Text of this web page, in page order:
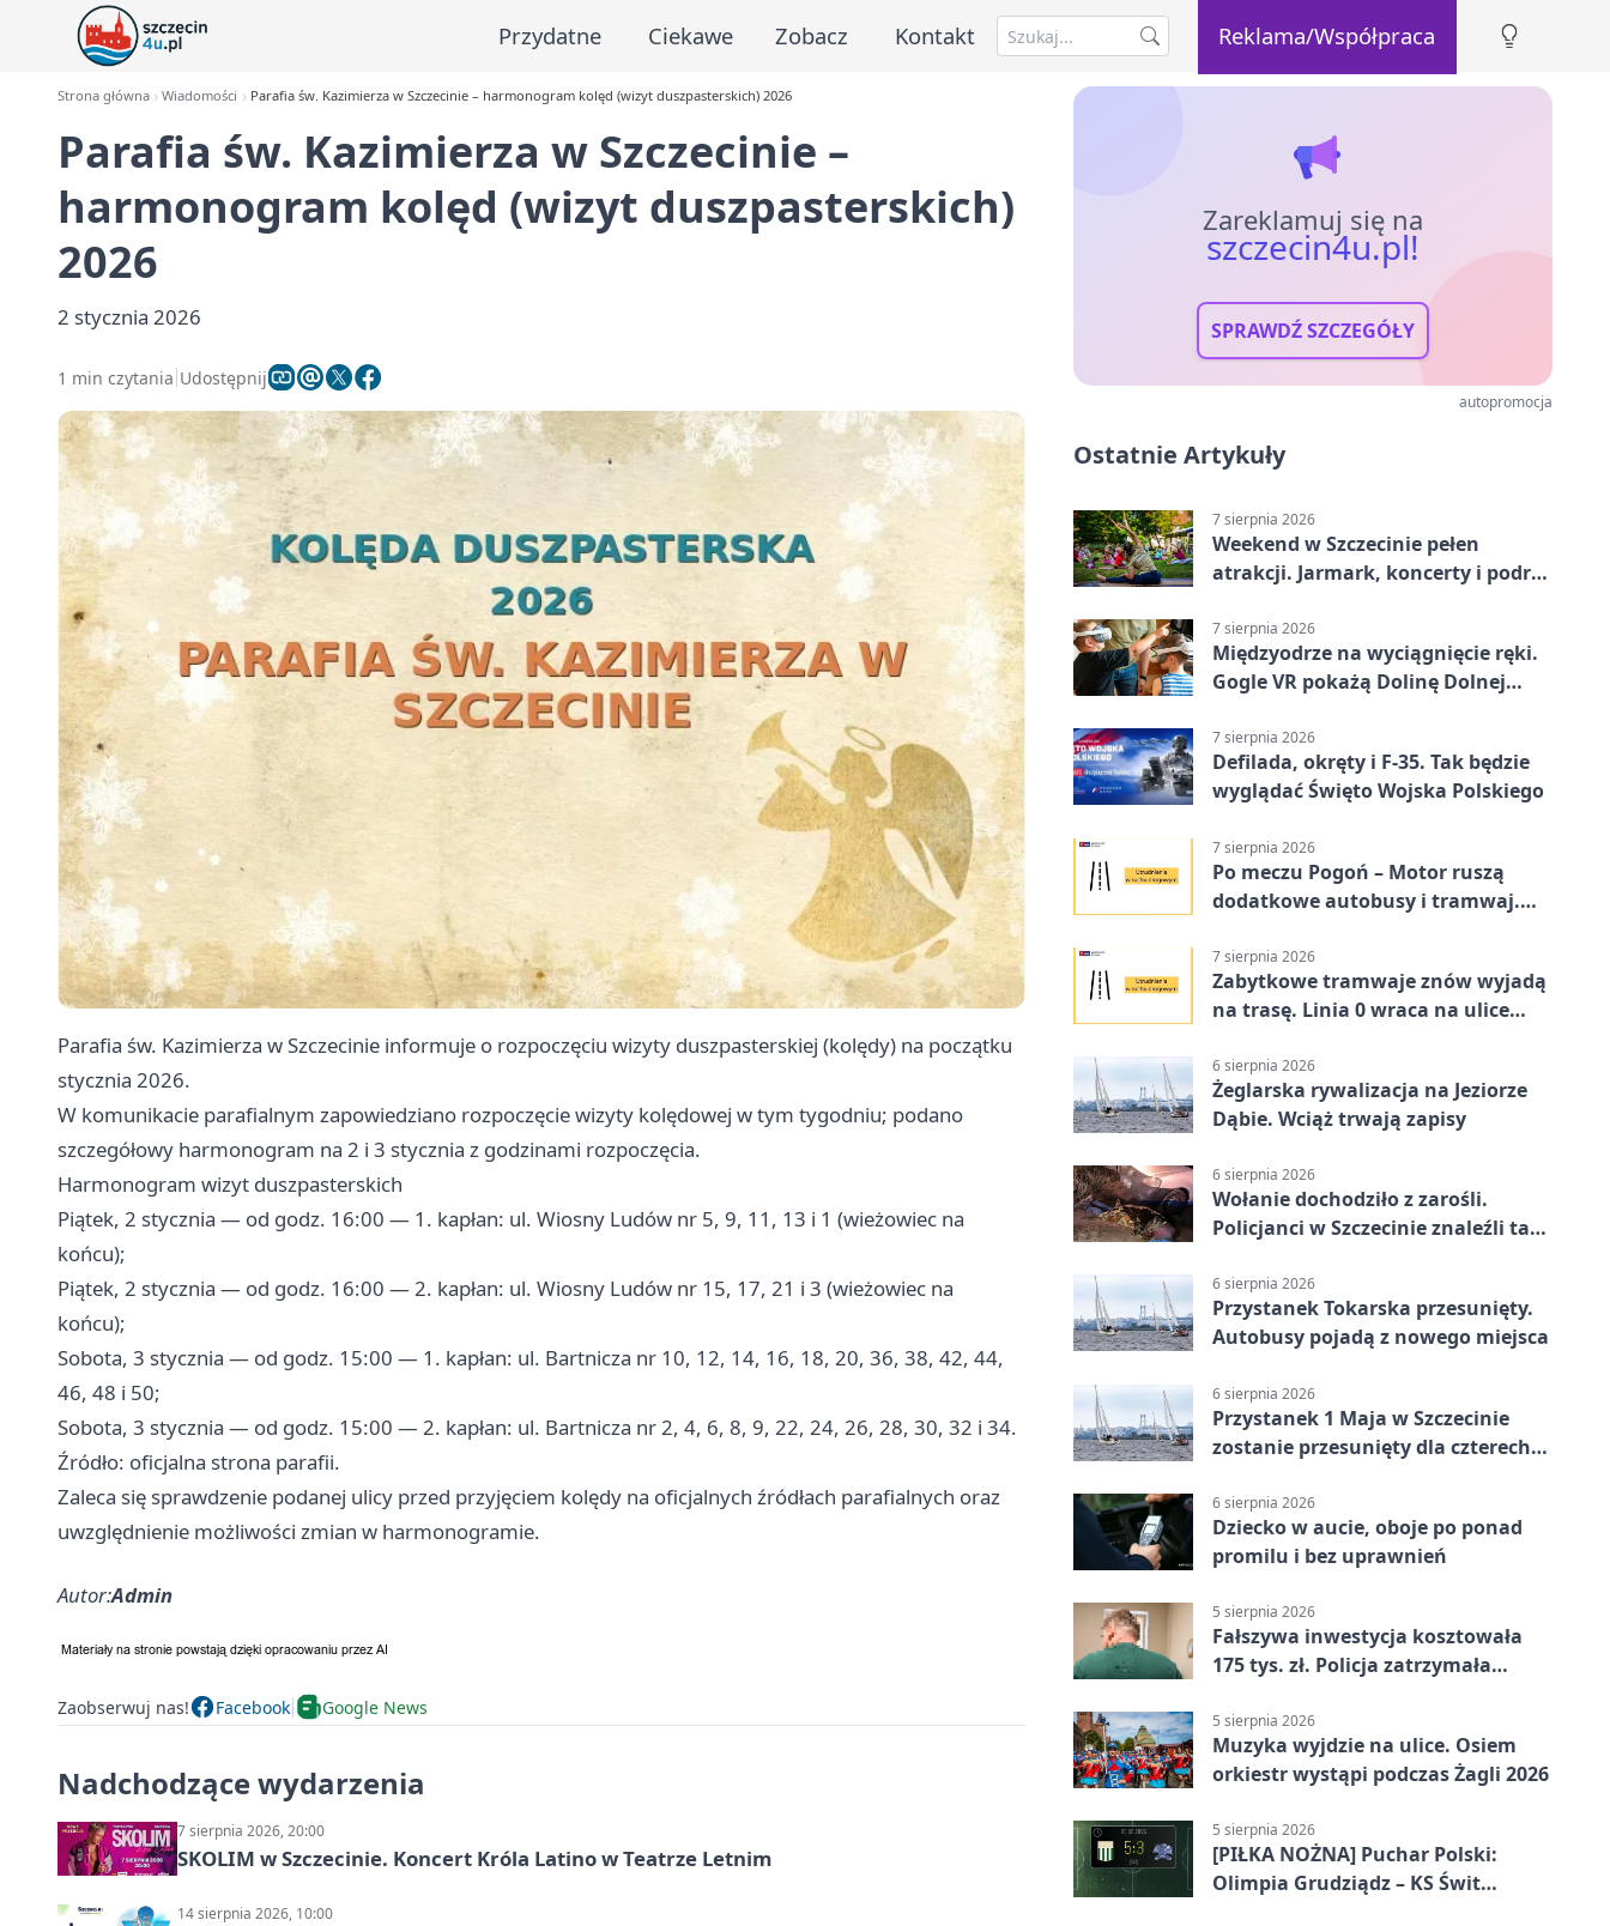
Przydatne Ciekawe Zobacz Kontakt Reklama/Współpraca
Strona główna Wiadomości Parafia św. Kazimierza w Szczecinie – harmonogram kolęd (wizyt duszpasterskich) 2026
Parafia św. Kazimierza w Szczecinie –
harmonogram kolęd (wizyt duszpasterskich)
2026
2 stycznia 2026
1 min czytania Udostępnij
Parafia św. Kazimierza w Szczecinie informuje o rozpoczęciu wizyty duszpasterskiej (kolędy) na początku
stycznia 2026.
W komunikacie parafialnym zapowiedziano rozpoczęcie wizyty kolędowej w tym tygodniu; podano
szczegółowy harmonogram na 2 i 3 stycznia z godzinami rozpoczęcia.
Harmonogram wizyt duszpasterskich
Piątek, 2 stycznia — od godz. 16:00 — 1. kapłan: ul. Wiosny Ludów nr 5, 9, 11, 13 i 1 (wieżowiec na
końcu);
Piątek, 2 stycznia — od godz. 16:00 — 2. kapłan: ul. Wiosny Ludów nr 15, 17, 21 i 3 (wieżowiec na
końcu);
Sobota, 3 stycznia — od godz. 15:00 — 1. kapłan: ul. Bartnicza nr 10, 12, 14, 16, 18, 20, 36, 38, 42, 44,
46, 48 i 50;
Sobota, 3 stycznia — od godz. 15:00 — 2. kapłan: ul. Bartnicza nr 2, 4, 6, 8, 9, 22, 24, 26, 28, 30, 32 i 34.
Źródło: oficjalna strona parafii.
Zaleca się sprawdzenie podanej ulicy przed przyjęciem kolędy na oficjalnych źródłach parafialnych oraz
uwzględnienie możliwości zmian w harmonogramie.
Autor:Admin
Zaobserwuj nas! Facebook Google News
Nadchodzące wydarzenia
7 sierpnia 2026, 20:00
SKOLIM w Szczecinie. Koncert Króla Latino w Teatrze Letnim
14 sierpnia 2026, 10:00
Zareklamuj się na
szczecin4u.pl!
SPRAWDŹ SZCZEGÓŁY
autopromocja
Ostatnie Artykuły
7 sierpnia 2026
Weekend w Szczecinie pełen
atrakcji. Jarmark, koncerty i podróż
7 sierpnia 2026
Międzyodrze na wyciągnięcie ręki.
Gogle VR pokażą Dolinę Dolnej
7 sierpnia 2026
Defilada, okręty i F-35. Tak będzie
wyglądać Święto Wojska Polskiego
7 sierpnia 2026
Po meczu Pogoń – Motor ruszą
dodatkowe autobusy i tramwaj.
7 sierpnia 2026
Zabytkowe tramwaje znów wyjadą
na trasę. Linia 0 wraca na ulice
6 sierpnia 2026
Żeglarska rywalizacja na Jeziorze
Dąbie. Wciąż trwają zapisy
6 sierpnia 2026
Wołanie dochodziło z zarośli.
Policjanci w Szczecinie znaleźli tam
6 sierpnia 2026
Przystanek Tokarska przesunięty.
Autobusy pojadą z nowego miejsca
6 sierpnia 2026
Przystanek 1 Maja w Szczecinie
zostanie przesunięty dla czterech
6 sierpnia 2026
Dziecko w aucie, oboje po ponad
promilu i bez uprawnień
5 sierpnia 2026
Fałszywa inwestycja kosztowała
175 tys. zł. Policja zatrzymała
5 sierpnia 2026
Muzyka wyjdzie na ulice. Osiem
orkiestr wystąpi podczas Żagli 2026
5 sierpnia 2026
[PIŁKA NOŻNA] Puchar Polski:
Olimpia Grudziądz – KS Świt